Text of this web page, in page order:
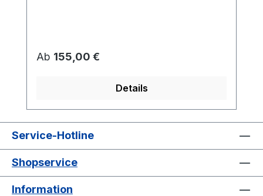
Regulärer Preis:
Ab 155,00 €
Details
Service-Hotline
Shopservice
Information